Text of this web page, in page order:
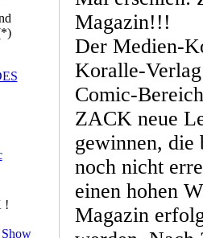
!
Magazin!!!
Der Medien-
Koralle-
Comic-
ZACK neue
gewinnen, die
noch nicht
einen hohen
Magazin